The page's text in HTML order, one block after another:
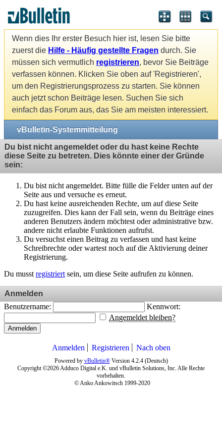
Wenn dies Ihr erster Besuch hier ist, lesen Sie bitte
zuerst die Hilfe - Häufig gestellte Fragen durch. Sie
müssen sich vermutlich registrieren, bevor Sie Beiträge
verfassen können. Klicken Sie oben auf 'Registrieren',
um den Registrierungsprozess zu starten. Sie können
auch jetzt schon Beiträge lesen. Suchen Sie sich
einfach das Forum aus, das Sie am meisten interessiert.
vBulletin-Systemmitteilung
Du bist nicht angemeldet oder du hast keine Rechte
diese Seite zu betreten. Dies könnte einer der Gründe
sein:
Du bist nicht angemeldet. Bitte fülle die Felder unten auf der
Seite aus und versuche es erneut.
Du hast keine ausreichenden Rechte, um auf diese Seite
zuzugreifen. Dies kann der Fall sein, wenn du Beiträge eines
anderen Benutzers ändern möchtest oder administrative bzw.
andere nicht erlaubte Funktionen aufrufst.
Du versuchst einen Beitrag zu verfassen und hast keine
Schreibrechte oder wartest noch auf die Aktivierung deiner
Registrierung.
Du musst registriert sein, um diese Seite aufrufen zu können.
Anmelden
Benutzername:
Kennwort:
Angemeldet bleiben?
Anmelden
Anmelden Registrieren Nach oben
Powered by vBulletin®Version 4.2.4 (Deutsch)
Copyright ©2026 Adduco Digital e.K. und vBulletin Solutions, Inc. Alle Rechte
vorbehalten.
© Anko Ankowitsch 1999-2020